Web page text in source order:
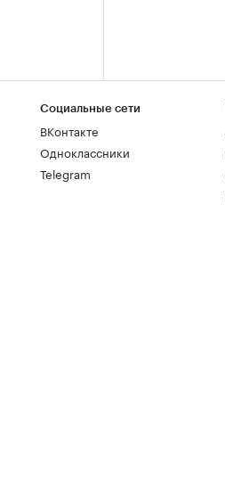
Социальные сети
ВКонтакте
Одноклассники
Telegram